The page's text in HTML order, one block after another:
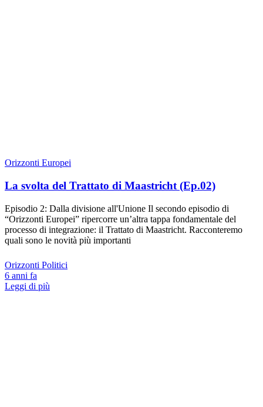
Orizzonti Europei
La svolta del Trattato di Maastricht (Ep.02)
Episodio 2: Dalla divisione all'Unione Il secondo episodio di
“Orizzonti Europei” ripercorre un’altra tappa fondamentale del
processo di integrazione: il Trattato di Maastricht. Racconteremo
quali sono le novità più importanti
Orizzonti Politici
6 anni fa
Leggi di più